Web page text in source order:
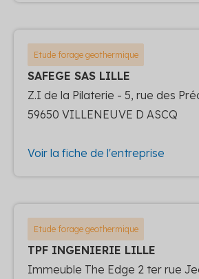
Etude forage geothermique
SAFEGE SAS LILLE
Z.I de la Pilaterie - 5, rue des
59650 VILLENEUVE D ASCQ
Voir la fiche de l'entreprise
Etude forage geothermique
TPF INGENIERIE LILLE
Immeuble The Edge 2 ter rue